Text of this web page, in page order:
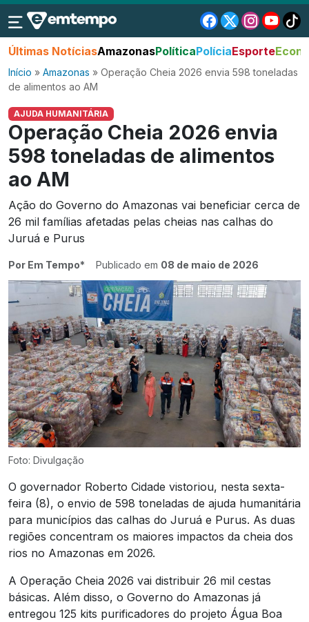
Últimas NotíciasAmazonasPolíticaPolíciaEsporte
Início » Amazonas » Operação Cheia 2026 envia 598 toneladas
de alimentos ao AM
AJUDA HUMANITÁRIA
Operação Cheia 2026 envia
598 toneladas de alimentos
ao AM
Ação do Governo do Amazonas vai beneficiar cerca de
26 mil famílias afetadas pelas cheias nas calhas do
Juruá e Purus
Por Em Tempo* Publicado em 08 de maio de 2026
Foto: Divulgação
O governador Roberto Cidade vistoriou, nesta sexta-
feira (8), o envio de 598 toneladas de ajuda humanitária
para municípios das calhas do Juruá e Purus. As duas
regiões concentram os maiores impactos da cheia dos
rios no Amazonas em 2026.
A Operação Cheia 2026 vai distribuir 26 mil cestas
básicas. Além disso, o Governo do Amazonas já
entregou 125 kits purificadores do projeto Água Boa